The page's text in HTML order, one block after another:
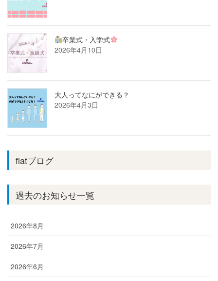
卒業式・入学式
2026年4月10日
大人ってなにができる？
2026年4月3日
flatブログ
過去のお知らせ一覧
2026年8月
2026年7月
2026年6月